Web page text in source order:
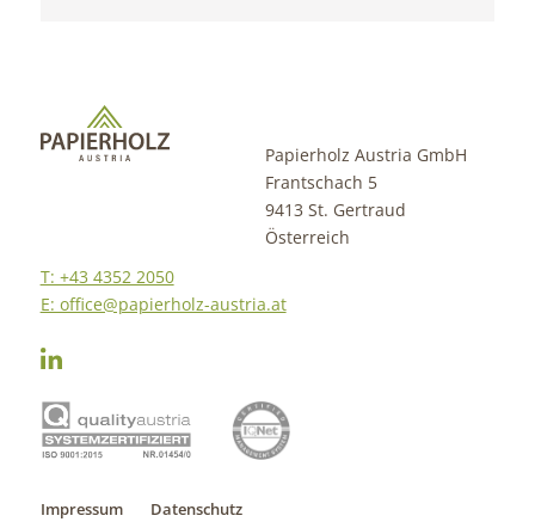
Papierholz Austria GmbH
Frantschach 5
9413 St. Gertraud
Österreich
T: +43 4352 2050
E: office@papierholz-austria.at
Impressum Datenschutz